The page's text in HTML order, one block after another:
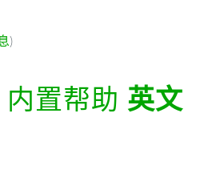
)
置帮助 英文